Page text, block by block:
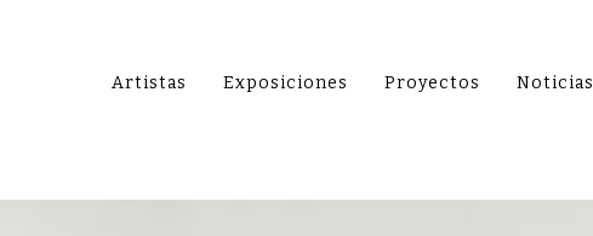
Artistas Exposiciones Proyectos Noticias